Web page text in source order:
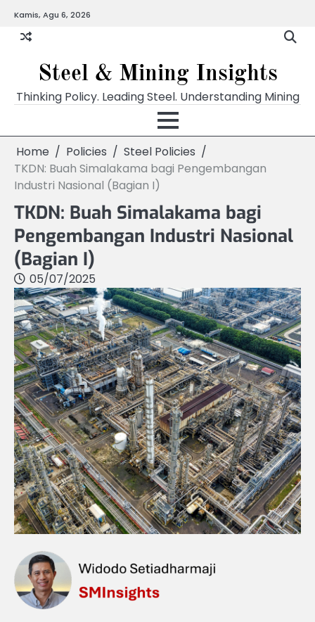
content
Kamis, Agu 6, 2026
Steel & Mining Insights
Thinking Policy. Leading Steel. Understanding Mining
Home Policies
Steel Policies
TKDN: Buah Simalakama bagi Pengembangan
Industri Nasional (Bagian I)
TKDN: Buah Simalakama bagi
Pengembangan Industri Nasional
(Bagian I)
05/07/2025